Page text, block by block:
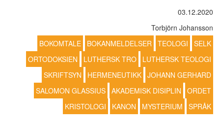
03.12.2020
Torbjörn Johansson
BOKOMTALE
BOKANMELDELSER TEOLOGI
SELK
ORTODOKSIEN
LUTHERSK TRO
LUTHERSK TEOLOGI
SKRIFTSYN
HERMENEUTIKK JOHANN GERHARD
SALOMON GLASSIUS AKADEMISK DISIPLIN
ORDET
KRISTOLOGI
KANON MYSTERIUM SPRÅK